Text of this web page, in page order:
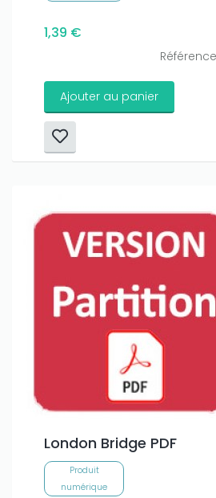
1,39 €
Ajouter au panier
London Bridge PDF
Produit
numérique